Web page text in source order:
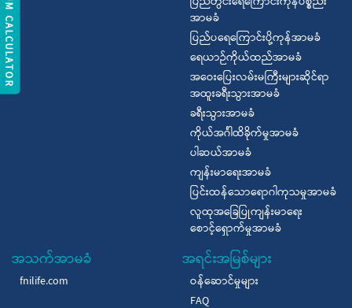
အာမခံ
ပြည်ပရေကြောင်းပို့ကုန်အာမခံ
ရေယာဉ်ကိုယ်ထည်အာမခံ
အဝေးပြေးလမ်းမကြီးများဆိုင်ရာ
အထူးခရီးသွားအာမခံ
ခရီးသွားအာမခံ
ကိုယ်အင်္ဂါထိခိုက်မှုအာမခံ
ပါဆယ်အာမခံ
ကျန်းမာရေးအာမခံ
ပြင်းထန်သောရောဂါကုသမှုအာမခံ
လူထုအခြေပြုကျန်းမာရေး
စောင့်ရှောက်မှုအာမခံ
အသက်အာမခံ
fnilife.com
အရင်းအမြစ်များ
ဝန်ဆောင်မှုများ
FAQ